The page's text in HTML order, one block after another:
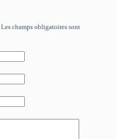
Les champs obligatoires sont